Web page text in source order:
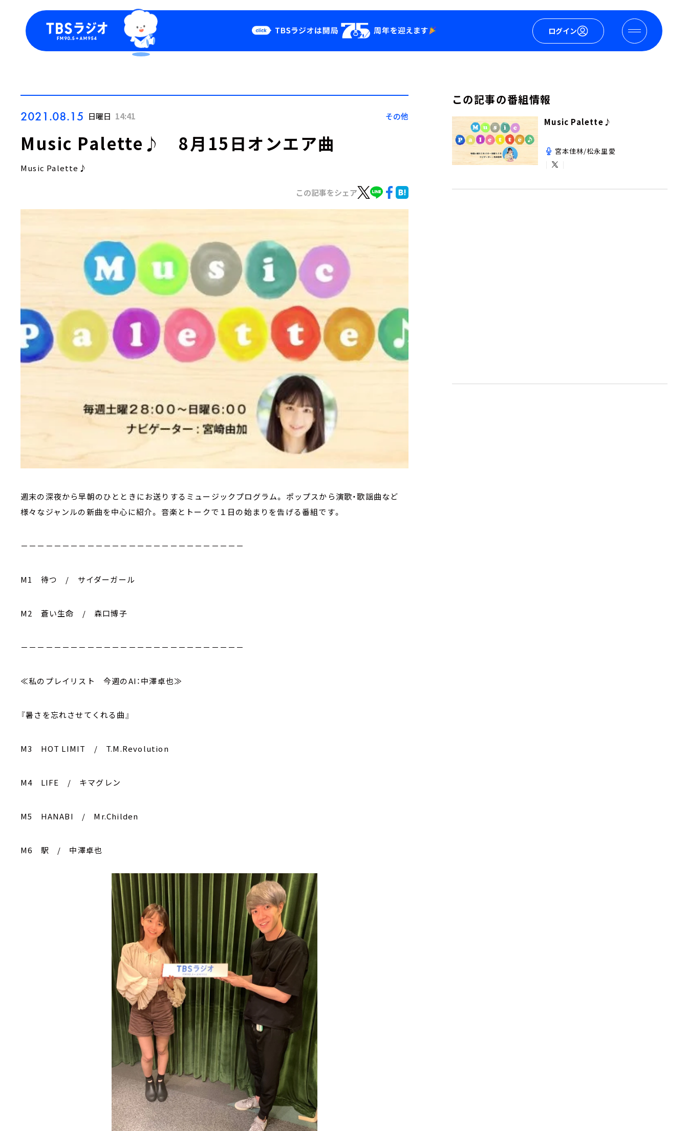
ログイン
Podcast
YouTube
2021.08.15 日曜日 14:41 その他
Music Palette♪ 8月15日オンエア曲
Music Palette♪
この記事をシェア
週末の深夜から早朝のひとときにお送りするミュージックプログラム。 ポップスから演歌・歌謡曲など
様々なジャンルの新曲を中心に紹介。 音楽とトークで１日の始まりを告げる番組です。
－－－－－－－－－－－－－－－－－－－－－－－－－－－
M1 待つ / サイダーガール
M2 蒼い生命 / 森口博子
－－－－－－－－－－－－－－－－－－－－－－－－－－－
≪私のプレイリスト 今週のAI：中澤卓也≫
『暑さを忘れさせてくれる曲』
M3 HOT LIMIT / T.M.Revolution
M4 LIFE / キマグレン
M5 HANABI / Mr.Childen
M6 駅 / 中澤卓也
この記事の番組情報
Music Palette♪
宮本佳林/松永里愛